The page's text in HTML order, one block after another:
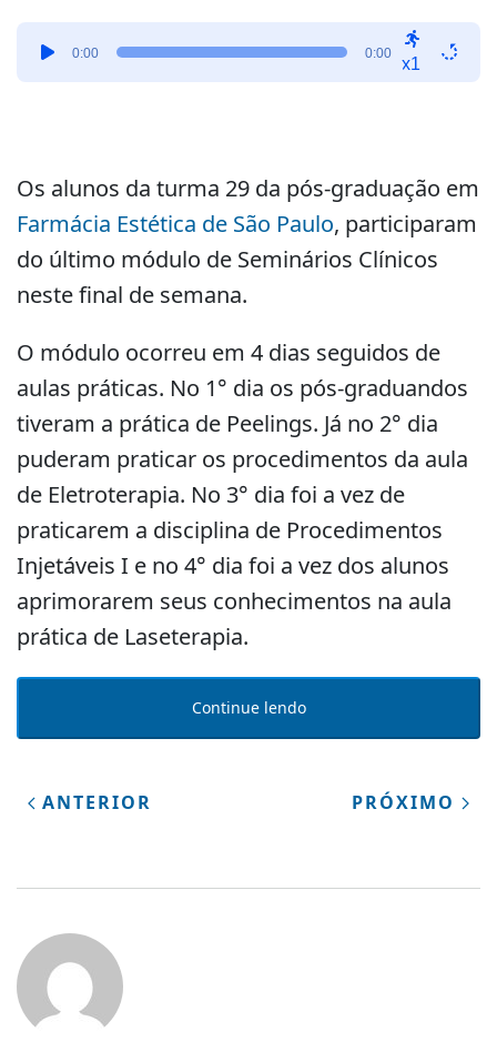
0:00 0:00
x1
Os alunos da turma 29 da pós-graduação em
Farmácia Estética de São Paulo, participaram
do último módulo de Seminários Clínicos
neste final de semana.
O módulo ocorreu em 4 dias seguidos de
aulas práticas. No 1° dia os pós-graduandos
tiveram a prática de Peelings. Já no 2° dia
puderam praticar os procedimentos da aula
de Eletroterapia. No 3° dia foi a vez de
praticarem a disciplina de Procedimentos
Injetáveis I e no 4° dia foi a vez dos alunos
aprimorarem seus conhecimentos na aula
prática de Laseterapia.
Continue lendo
ANTERIOR PRÓXIMO